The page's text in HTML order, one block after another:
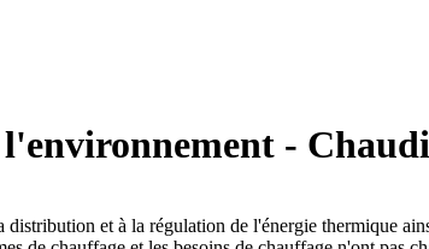
-
et à la régulation de l'énergie thermique